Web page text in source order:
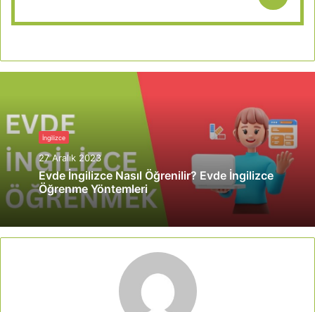
İngilizce
27 Aralık 2023
Evde İngilizce Nasıl Öğrenilir? Evde İngilizce
Öğrenme Yöntemleri